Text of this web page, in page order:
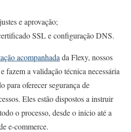
e aprovação;
SSL e configuração DNS.
acompanhada da Flexy, nossos
fazem a validação técnica necessária
para oferecer segurança de
Eles estão dispostos a instruir
o processo, desde o início até a
e-commerce.